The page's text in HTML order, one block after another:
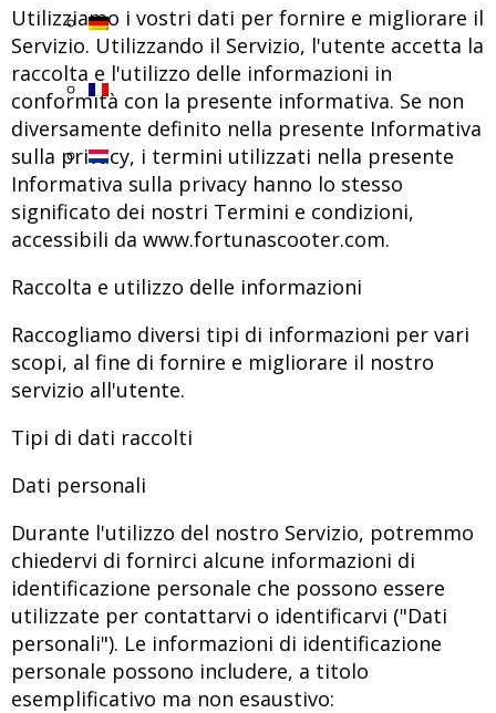
Utilizziamo i vostri dati per fornire e migliorare il
Servizio. Utilizzando il Servizio, l'utente accetta la
raccolta e l'utilizzo delle informazioni in
conformità con la presente informativa. Se non
diversamente definito nella presente Informativa
sulla privacy, i termini utilizzati nella presente
Informativa sulla privacy hanno lo stesso
significato dei nostri Termini e condizioni,
accessibili da www.fortunascooter.com.
Raccolta e utilizzo delle informazioni
Raccogliamo diversi tipi di informazioni per vari
scopi, al fine di fornire e migliorare il nostro
servizio all'utente.
Tipi di dati raccolti
Dati personali
Durante l'utilizzo del nostro Servizio, potremmo
chiedervi di fornirci alcune informazioni di
identificazione personale che possono essere
utilizzate per contattarvi o identificarvi ("Dati
personali"). Le informazioni di identificazione
personale possono includere, a titolo
esemplificativo ma non esaustivo: